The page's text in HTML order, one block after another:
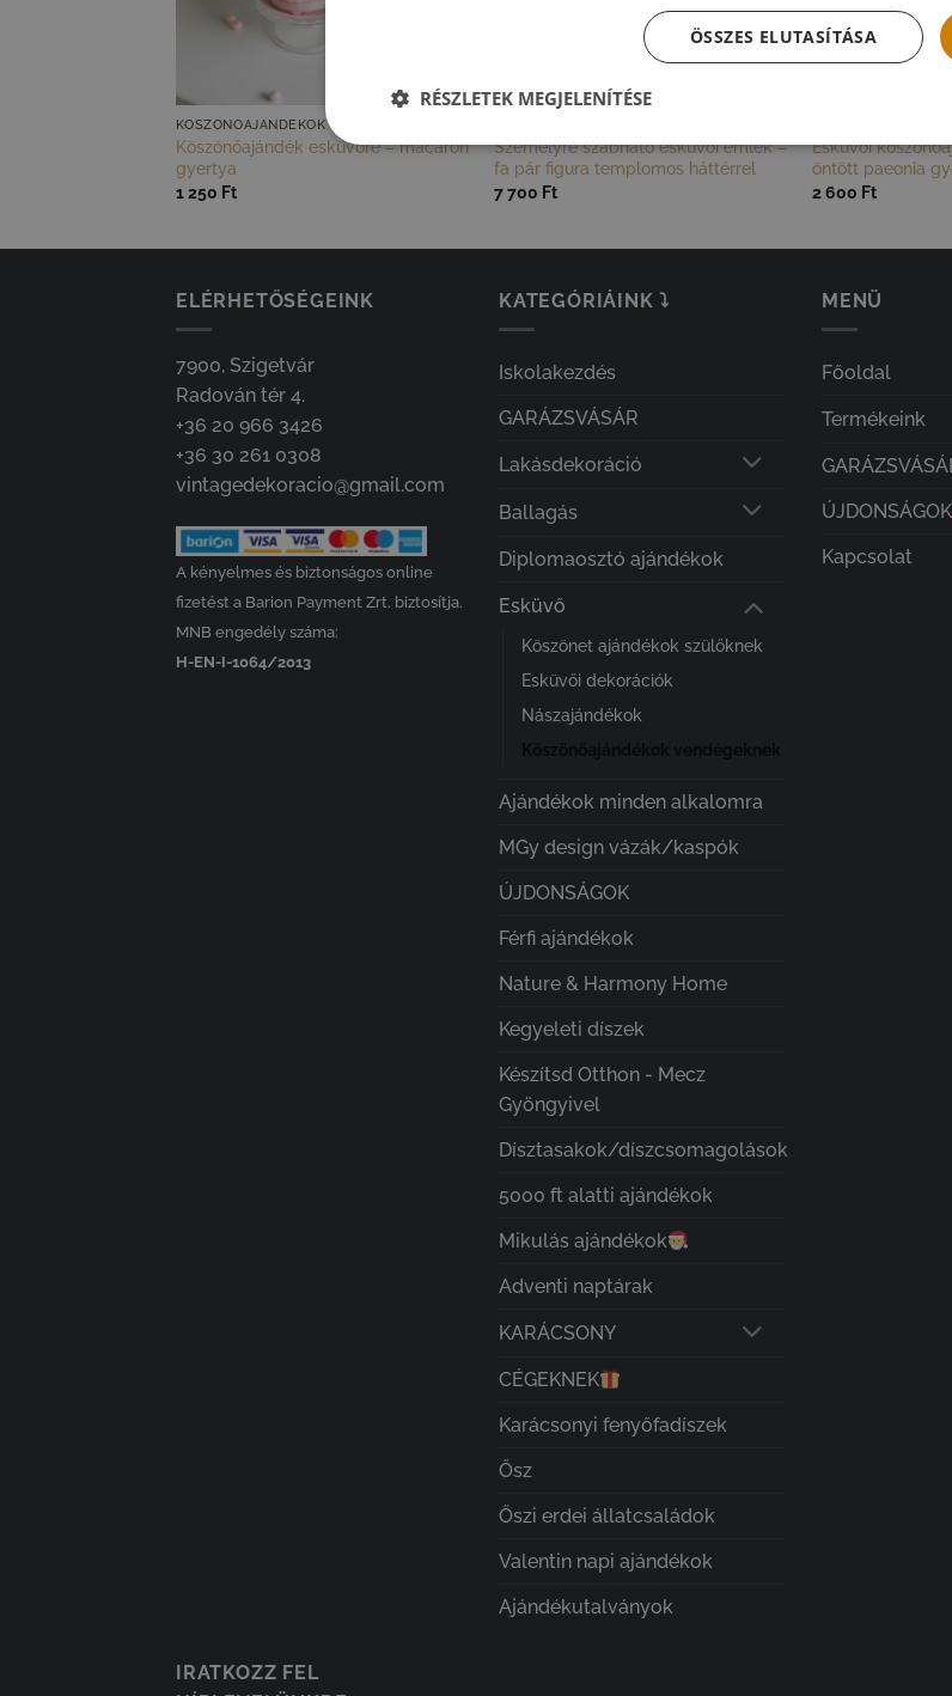
KÖSZÖNŐAJÁNDÉKOK VENDÉGEKNEK
Köszönőajándék esküvőre – macaron
gyertya
1 250 Ft
Személyre szabható esküvői emlék –
fa pár figura templomos háttérrel
7 700 Ft
Esküvői
öntött paeonia
2 600 Ft
ELÉRHETŐSÉGEINK
7900, Szigetvár
Radován tér 4.
+36 20 966 3426
+36 30 261 0308
vintagedekoracio@gmail.com
A kényelmes és biztonságos online
fizetést a Barion Payment Zrt. biztosítja.
MNB engedély száma:
H-EN-I-1064/2013
KATEGÓRIÁINK ⤵
Iskolakezdés
GARÁZSVÁSÁR
Lakásdekoráció
Ballagás
Diplomaosztó ajándékok
Esküvő
Köszönet ajándékok szülőknek
Esküvői dekorációk
Nászajándékok
Ajándékok minden alkalomra
MGy design vázák/kaspók
ÚJDONSÁGOK
Férfi ajándékok
Nature & Harmony Home
Kegyeleti díszek
Készítsd Otthon - Mecz
Gyöngyivel
Dísztasakok/díszcsomagolások
5000 ft alatti ajándékok
Mikulás ajándékok
Adventi naptárak
KARÁCSONY
CÉGEKNEK
Karácsonyi fenyőfadíszek
Ősz
Őszi erdei állatcsaládok
Valentin napi ajándékok
Ajándékutalványok
MENÜ
Főoldal
Termékeink
ÚJDONSÁGOK
Kapcsolat
IRATKOZZ FEL
ÖSSZES ELUTASÍTÁSA
RÉSZLETEK MEGJELENÍTÉSE